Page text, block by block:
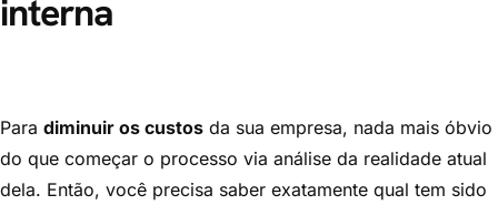
interna
Para diminuir os custos da sua empresa, nada mais óbvio
do que começar o processo via análise da realidade atual
dela. Então, você precisa saber exatamente qual tem sido